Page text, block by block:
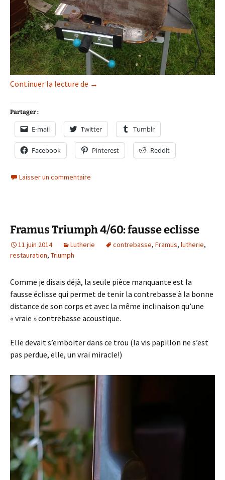
Continuer la lecture de Restauration Ibanez Roadster RS924
→
Partager :
E-mail Twitter Tumblr
Facebook Pinterest Reddit
Laisser un commentaire
Framus Triumph 4/60: fausse eclisse
11 juin 2014 Lutherie contrebasse, Framus, lutherie,
restauration, Triumph
Comme je disais déjà, la seule pièce manquante est la
fausse éclisse qui permet de tenir la contrebasse à la bonne
distance de son corps et avec la même inclinaison qu’une
« vraie » contrebasse acoustique.
Elle devait s’emboiter dans ce trou (la vis papillon ne s’est
pas perdue, elle, un vrai miracle!)